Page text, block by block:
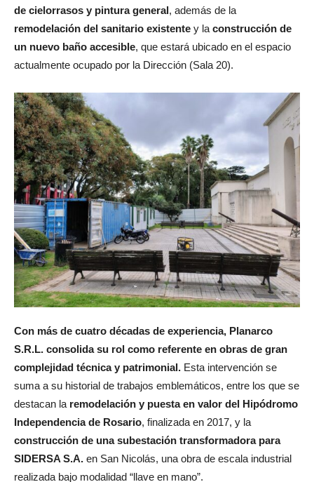
de cielorrasos y pintura general , además de la
remodelación del sanitario existente y laconstrucción de
un nuevo baño accesible, que estará ubicado en el espacio
actualmente ocupado por la Dirección (Sala 20).
Con más de cuatro décadas de experiencia, Planarco
S.R.L. consolida su rol como referente en obras de gran
complejidad técnica y patrimonial. Esta intervención se
suma a su historial de trabajos emblemáticos, entre los que se
destacan la remodelación y puesta en valor del Hipódromo
Independencia de Rosario, finalizada en 2017, y la
construcción de una subestación transformadora para
SIDERSA S.A. en San Nicolás, una obra de escala industrial
realizada bajo modalidad “llave en mano”.